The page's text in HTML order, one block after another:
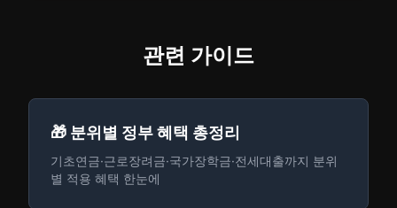
관련 가이드
🎁 분위별 정부 혜택 총정리
기초연금·근로장려금·국가장학금·전세대출까지 분위
별 적용 혜택 한눈에